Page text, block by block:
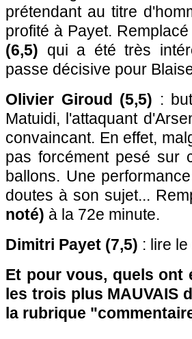
prétendant au titre
profité à Payet.
(6,5) qui a été très
passe décisive pour
Olivier Giroud (5,5) :
Matuidi, l'attaquant
convaincant. En effet,
pas forcément pesé sur
ballons. Une
doutes à son sujet...
noté) à la 72e minute.
Dimitri Payet (7,5) : lire
Et pour vous, quels ont
les trois plus MAUVAIS
la rubrique